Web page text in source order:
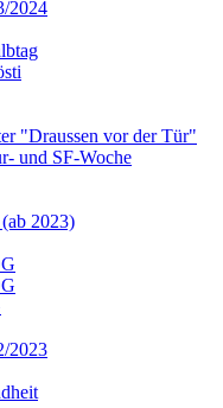
2024
"Draussen vor der Tür"
und SF-Woche
2023)
2023